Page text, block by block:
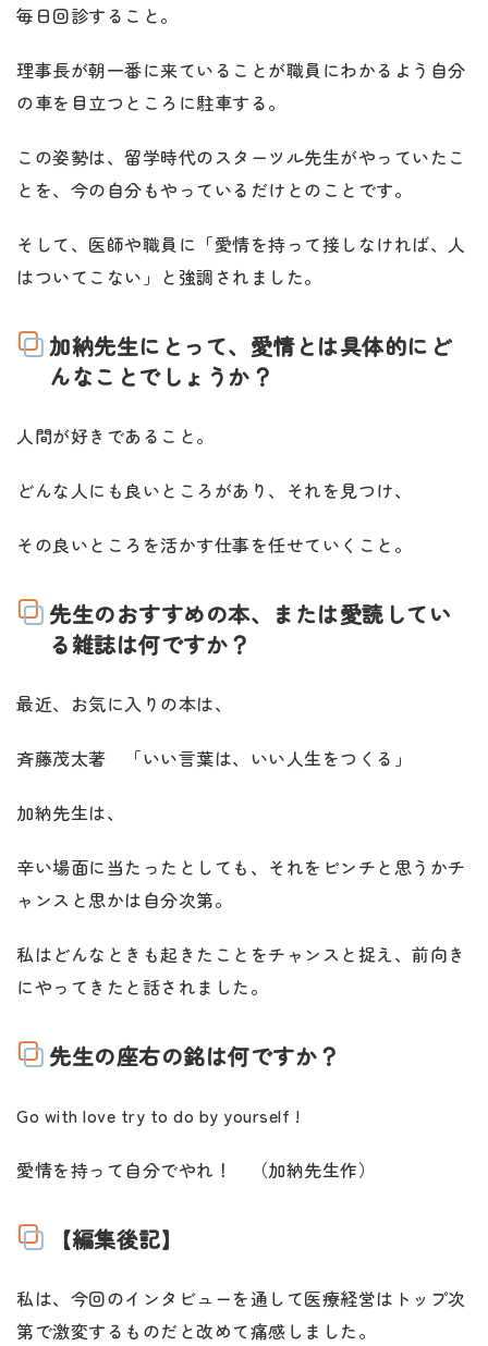
毎日回診すること。
理事長が朝一番に来ていることが職員にわかるよう自分
の車を目立つところに駐車する。
この姿勢は、留学時代のスターツル先生がやっていたこ
とを、今の自分もやっているだけとのことです。
そして、医師や職員に「愛情を持って接しなければ、人
はついてこない」と強調されました。
加納先生にとって、愛情とは具体的にど
んなことでしょうか？
人間が好きであること。
どんな人にも良いところがあり、それを見つけ、
その良いところを活かす仕事を任せていくこと。
先生のおすすめの本、または愛読してい
る雑誌は何ですか？
最近、お気に入りの本は、
斉藤茂太著 「いい言葉は、いい人生をつくる」
加納先生は、
辛い場面に当たったとしても、それをピンチと思うかチ
ャンスと思かは自分次第。
私はどんなときも起きたことをチャンスと捉え、前向き
にやってきたと話されました。
先生の座右の銘は何ですか？
Go with love try to do by yourself !
愛情を持って自分でやれ！ （加納先生作）
【編集後記】
私は、今回のインタビューを通して医療経営はトップ次
第で激変するものだと改めて痛感しました。